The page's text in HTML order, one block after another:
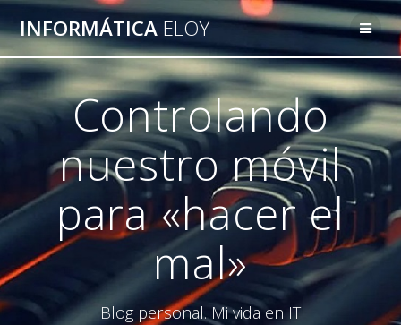
al
contenido
INFORMÁTICA ELOY
Controlando
nuestro móvil
para «hacer el
mal»
Blog personal. Mi vida en IT